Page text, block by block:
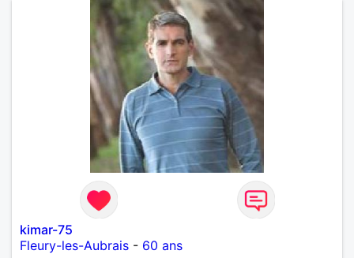
kimar-75
Fleury-les-Aubrais - 60 ans